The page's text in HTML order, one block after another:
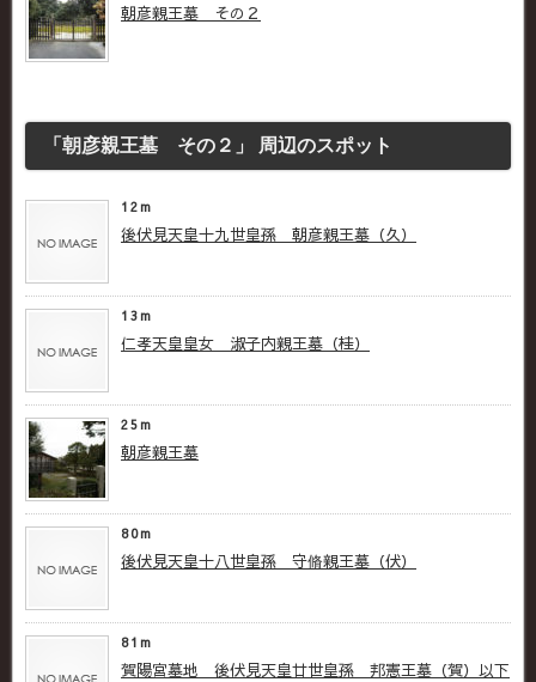
朝彦親王墓 その２
「朝彦親王墓 その２」 周辺のスポット
12m
後伏見天皇十九世皇孫 朝彦親王墓（久）
13m
仁孝天皇皇女 淑子内親王墓（桂）
25m
朝彦親王墓
80m
後伏見天皇十八世皇孫 守脩親王墓（伏）
81m
賀陽宮墓地 後伏見天皇廿世皇孫 邦憲王墓（賀）以下